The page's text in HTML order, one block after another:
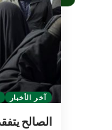
آخر الأخبار
الصالح